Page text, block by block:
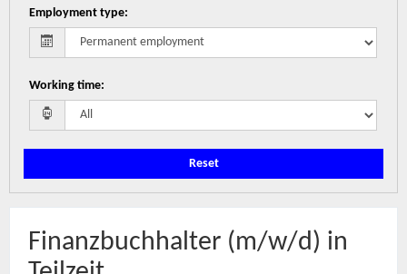
Employment type:
Working time:
Reset
Finanzbuchhalter (m/w/d) in